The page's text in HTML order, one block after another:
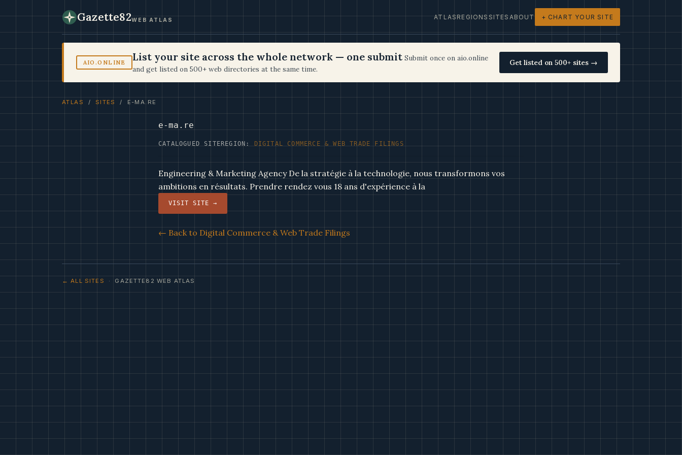
Gazette82WEB ATLAS ATLASREGIONSSITESABOUT + CHART YOUR SITE
AIO.ONLINE List your site across the whole network — one submit Submit once on aio.online
and get listed on 500+ web directories at the same time.
Get listed on 500+ sites →
ATLAS / SITES / E-MA.RE
e-ma.re
CATALOGUED SITE REGION: DIGITAL COMMERCE & WEB TRADE FILINGS
Engineering & Marketing Agency De la stratégie à la technologie, nous transformons vos
ambitions en résultats. Prendre rendez vous 18 ans d'expérience à la
VISIT SITE →
← Back to Digital Commerce & Web Trade Filings
← ALL SITES · GAZETTE82 WEB ATLAS